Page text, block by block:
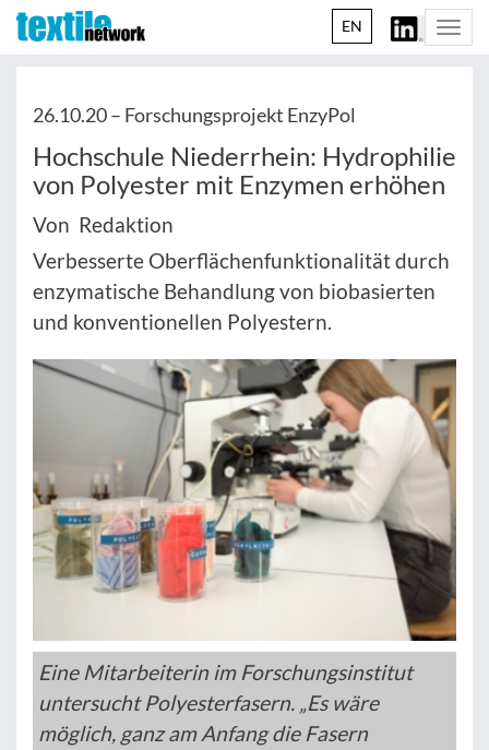
EN
26.10.20 – Forschungsprojekt EnzyPol
Hochschule Niederrhein: Hydrophilie
von Polyester mit Enzymen erhöhen
Von Redaktion
Verbesserte Oberflächenfunktionalität durch
enzymatische Behandlung von biobasierten
und konventionellen Polyestern.
Eine Mitarbeiterin im Forschungsinstitut
untersucht Polyesterfasern. „Es wäre
möglich, ganz am Anfang die Fasern